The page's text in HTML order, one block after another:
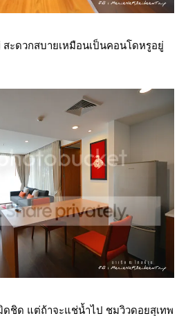
ะดวกสบายเหมือนเป็นคอนโดหรูอยู่
ชิด แต่ถ้าจะแช่น้ำไป ชมวิวดอยสุเทพ